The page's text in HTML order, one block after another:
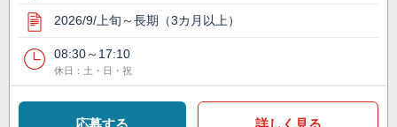
2026/9/上旬～長期（3カ月以上）
08:30～17:10
休日：土・日・祝
応募する 詳しく見る